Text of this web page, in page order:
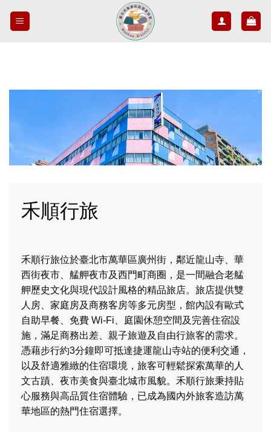
禾順行旅
禾順行旅位於臺北市萬華區廣州街，鄰近龍山寺、華
西街夜市、艋舺夜市及西門町商圈，是一間融合老艋
舺歷史文化與現代設計風格的精品旅店。旅店提供雙
人房、家庭房及商務客房等多元房型，館內設有歐式
自助早餐、免費 Wi-Fi、庭園休憩空間及完善住宿設
施，滿足商務出差、親子旅遊及自由行旅客的需求。
憑藉步行約3分鐘即可抵達捷運龍山寺站的便利交通，
以及舒適雅緻的住宿環境，旅客可輕鬆探索萬華的人
文古蹟、夜市美食與臺北城市風貌。禾順行旅秉持貼
心服務與高品質住宿體驗，已成為國內外旅客造訪萬
華地區的熱門住宿選擇。